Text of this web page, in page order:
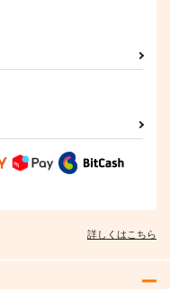
ジェームズ・モリアーティ
詳しくはこちら